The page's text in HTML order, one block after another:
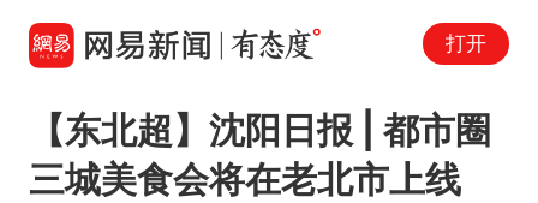
打开
【东北超】沈阳日报 | 都市圈
三城美食会将在老北市上线